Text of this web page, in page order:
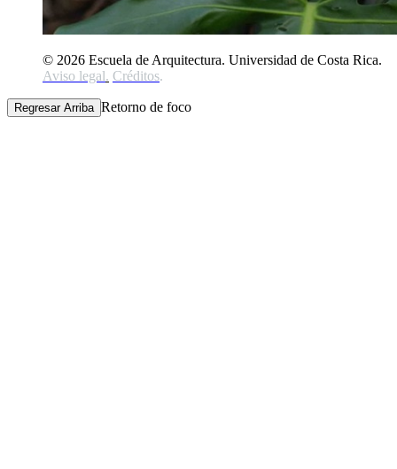
© 2026 Escuela de Arquitectura. Universidad de Costa Rica.
Aviso legal. Créditos.
Regresar Arriba Retorno de foco